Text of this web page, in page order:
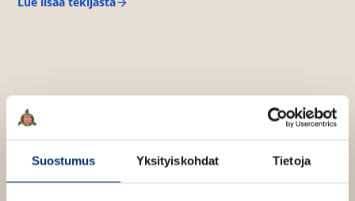
Suostumus Yksityiskohdat Tietoja
l
e
n
e
e
T
n
r